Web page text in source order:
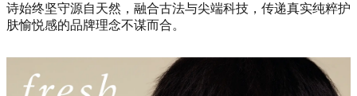
诗始终坚守源自天然，融合古法与尖端科技，传递真实纯粹护
肤愉悦感的品牌理念不谋而合。